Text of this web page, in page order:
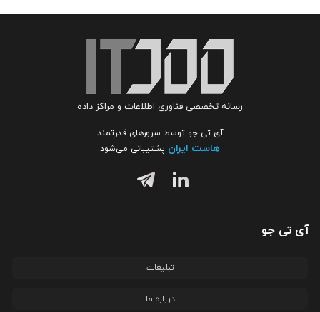
رسانه تخصصی فناوری اطلاعات و مراکز داده
آی تی جو توسط سرورهای قدرتمند
هاست ایران پشتیبانی می‌شود
آی تی جو
تبلیغات
درباره ما